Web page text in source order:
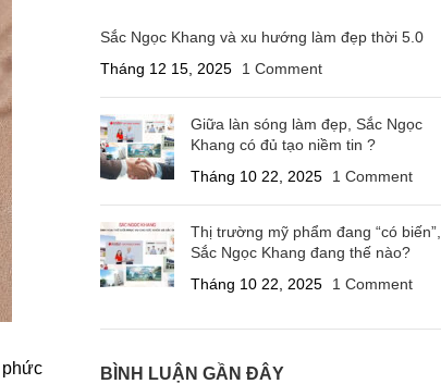
phức
Sắc Ngọc Khang và xu hướng làm đẹp thời 5.0
Tháng 12 15, 2025
1 Comment
Giữa làn sóng làm đẹp, Sắc Ngọc
Khang có đủ tạo niềm tin ?
Tháng 10 22, 2025
1 Comment
Thị trường mỹ phẩm đang “có biến”,
Sắc Ngọc Khang đang thế nào?
Tháng 10 22, 2025
1 Comment
BÌNH LUẬN GẦN ĐÂY